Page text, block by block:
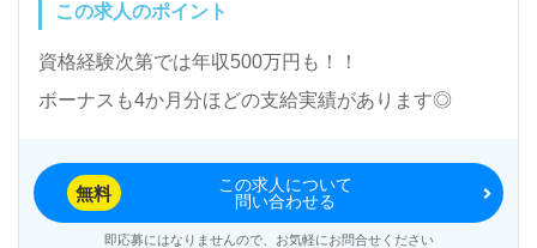
この求人のポイント
資格経験次第では年収500万円も！！
ボーナスも4か月分ほどの支給実績があります◎
無料
この求人について
問い合わせる
即応募にはなりませんので、お気軽にお問合せください